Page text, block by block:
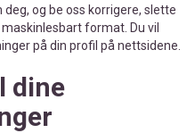
og be oss korrigere, slette
format. Du vil
på din profil på nettsidene.
dine